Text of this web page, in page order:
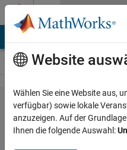
Weiter zum Inhalt
Problem
2609. If-
Website
Wählen Sie eine Website aus,
verfügbar) sowie lokale
anzuzeigen. Auf der
Ihnen die folgende Auswahl: